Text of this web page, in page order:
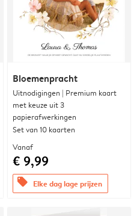
Bloemenpracht
Uitnodigingen | Premium kaart
met keuze uit 3
papierafwerkingen
Set van 10 kaarten
Vanaf
€ 9,99
offers Elke dag lage prijzen